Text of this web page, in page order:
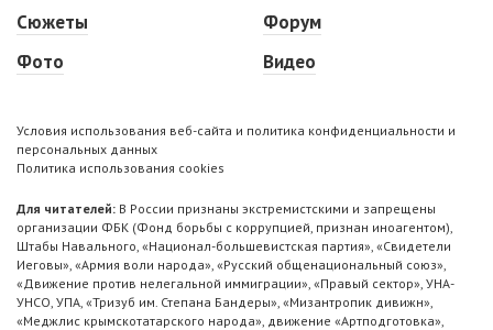
Сюжеты
Фото
Форум
Видео
Условия использования веб-сайта и политика конфиденциальности и
персональных данных
Политика использования cookies
Для читателей: В России признаны экстремистскими и запрещены
организации ФБК (Фонд борьбы с коррупцией, признан иноагентом),
Штабы Навального, «Национал-большевистская партия», «Свидетели
Иеговы», «Армия воли народа», «Русский общенациональный союз»,
«Движение против нелегальной иммиграции», «Правый сектор», УНА-
УНСО, УПА, «Тризуб им. Степана Бандеры», «Мизантропик дивижн»,
«Меджлис крымскотатарского народа», движение «Артподготовка»,